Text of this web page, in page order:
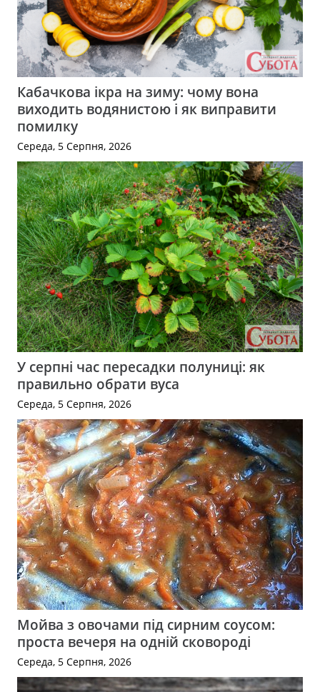
Кабачкова ікра на зиму: чому вона
виходить водянистою і як виправити
помилку
Середа, 5 Серпня, 2026
У серпні час пересадки полуниці: як
правильно обрати вуса
Середа, 5 Серпня, 2026
Мойва з овочами під сирним соусом:
проста вечеря на одній сковороді
Середа, 5 Серпня, 2026